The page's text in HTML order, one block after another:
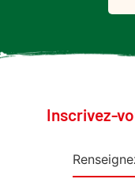
Inscrivez-